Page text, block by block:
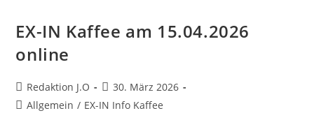
EX-IN Kaffee am 15.04.2026
online
Beitrags-
Autor:
Redaktion J.O
Beitrag
veröffentlicht:
30. März 2026
Beitrags-
Allgemein / EX-IN Info Kaffee